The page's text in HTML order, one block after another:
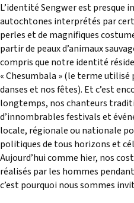
L’identité Sengwer est presque
autochtones interprétés par
perles et de magnifiques
partir de peaux d’animaux
compris que notre identité
« Chesumbala » (le terme
danses et nos fêtes). Et c’est
longtemps, nos chanteurs
d’innombrables festivals et
locale, régionale ou nationale
politiques de tous horizons et
Aujourd’hui comme hier, nos
réalisés par les hommes
c’est pourquoi nous sommes